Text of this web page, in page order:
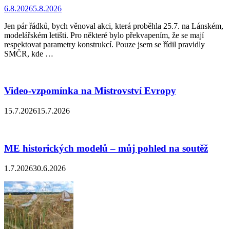
6.8.20265.8.2026
Jen pár řádků, bych věnoval akci, která proběhla 25.7. na Lánském,
modelářském letišti. Pro některé bylo překvapením, že se mají
respektovat parametry konstrukcí. Pouze jsem se řídil pravidly
SMČR, kde …
Video-vzpomínka na Mistrovství Evropy
15.7.202615.7.2026
ME historických modelů – můj pohled na soutěž
1.7.202630.6.2026